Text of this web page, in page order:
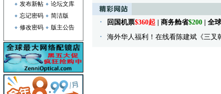
发布新帖
论坛文库
忘记密码
简洁版
修改密码
版主公告
回国机票$360起 | 商务舱省$200 | 全
海外华人福利！在线看陈建斌《三